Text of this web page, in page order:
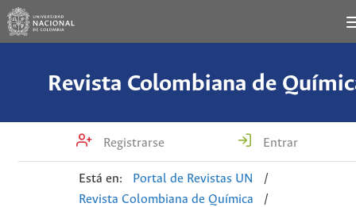
Revista Colombiana de
Registrarse Entrar
Está en: Portal de Revistas UN
/
Revista Colombiana de Química
/